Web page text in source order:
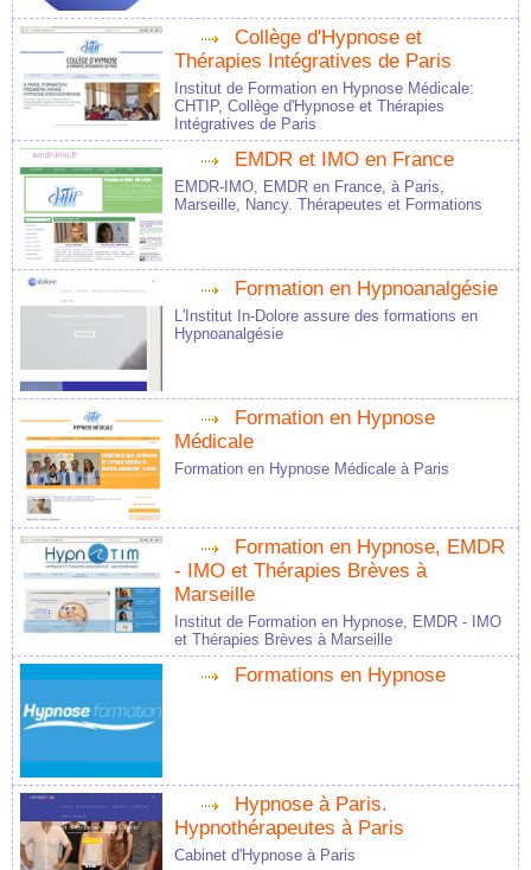
Collège d'Hypnose et
Thérapies Intégratives de Paris
Institut de Formation en Hypnose Médicale:
CHTIP, Collège d'Hypnose et Thérapies
Intégratives de Paris
EMDR et IMO en France
EMDR-IMO, EMDR en France, à Paris,
Marseille, Nancy. Thérapeutes et Formations
Formation en Hypnoanalgésie
L'Institut In-Dolore assure des formations en
Hypnoanalgésie
Formation en Hypnose
Médicale
Formation en Hypnose Médicale à Paris
Formation en Hypnose, EMDR
- IMO et Thérapies Brèves à
Marseille
Institut de Formation en Hypnose, EMDR - IMO
et Thérapies Brèves à Marseille
Formations en Hypnose
Hypnose à Paris.
Hypnothérapeutes à Paris
Cabinet d'Hypnose à Paris